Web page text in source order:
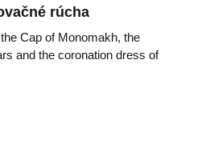
rúcha
Cap of Monomakh, the
and the coronation dress of